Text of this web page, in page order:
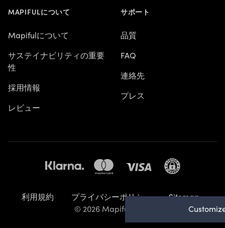
MAPIFULについて
Mapifulについて
サステイナビリティの重要
性
採用情報
レビュー
サポート
品質
FAQ
連絡先
プレス
利用規約 プライバシーポリシー
Sitemap
© 2026 Mapiful AB